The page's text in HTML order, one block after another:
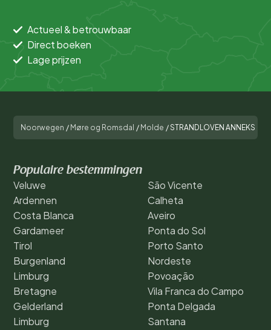
Actueel & betrouwbaar
Direct boeken
Lage prijzen
Noorwegen / Møre og Romsdal / Molde /STRANDLOVEN ANNEKS
Populaire bestemmingen
Veluwe
Ardennen
Costa Blanca
Gardameer
Tirol
Burgenland
Limburg
Bretagne
Gelderland
Limburg
São Vicente
Calheta
Aveiro
Ponta do Sol
Porto Santo
Nordeste
Povoação
Vila Franca do Campo
Ponta Delgada
Santana